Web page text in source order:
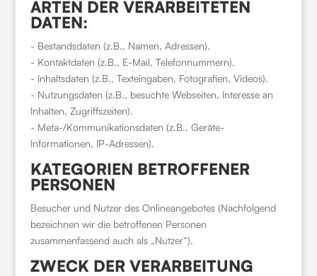
ARTEN DER VERARBEITETEN
DATEN:
- Bestandsdaten (z.B., Namen, Adressen).
- Kontaktdaten (z.B., E-Mail, Telefonnummern).
- Inhaltsdaten (z.B., Texteingaben, Fotografien, Videos).
- Nutzungsdaten (z.B., besuchte Webseiten, Interesse an
Inhalten, Zugriffszeiten).
- Meta-/Kommunikationsdaten (z.B., Geräte-
Informationen, IP-Adressen).
KATEGORIEN BETROFFENER
PERSONEN
Besucher und Nutzer des Onlineangebotes (Nachfolgend
bezeichnen wir die betroffenen Personen
zusammenfassend auch als „Nutzer“).
ZWECK DER VERARBEITUNG